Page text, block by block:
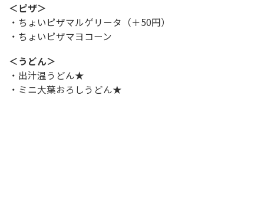
＜ピザ＞
・ちょいピザマルゲリータ（＋50円）
・ちょいピザマヨコーン
＜うどん＞
・出汁温うどん★
・ミニ大葉おろしうどん★